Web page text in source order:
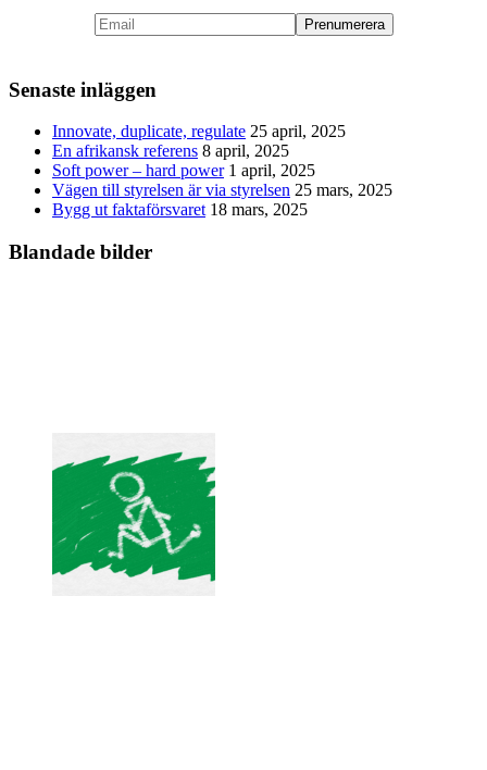
Senaste inläggen
Innovate, duplicate, regulate 25 april, 2025
En afrikansk referens 8 april, 2025
Soft power – hard power 1 april, 2025
Vägen till styrelsen är via styrelsen 25 mars, 2025
Bygg ut faktaförsvaret 18 mars, 2025
Blandade bilder